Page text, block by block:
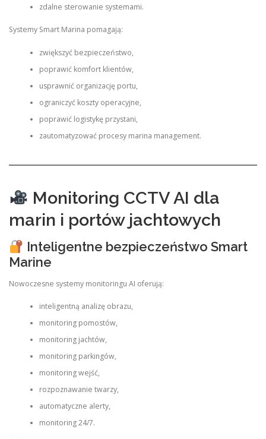
zdalne sterowanie systemami.
Systemy Smart Marina pomagają:
zwiększyć bezpieczeństwo,
poprawić komfort klientów,
usprawnić organizację portu,
ograniczyć koszty operacyjne,
poprawić logistykę przystani,
zautomatyzować procesy marina management.
Monitoring CCTV AI dla
marin i portów jachtowych
Inteligentne bezpieczeństwo Smart
Marine
Nowoczesne systemy monitoringu AI oferują:
inteligentną analizę obrazu,
monitoring pomostów,
monitoring jachtów,
monitoring parkingów,
monitoring wejść,
rozpoznawanie twarzy,
automatyczne alerty,
monitoring 24/7.